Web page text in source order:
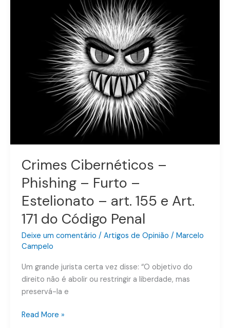
Crimes Cibernéticos –
Phishing – Furto –
Estelionato – art. 155 e Art.
171 do Código Penal
Deixe um comentário / Artigos de Opinião / Marcelo
Campelo
Um grande jurista certa vez disse: “O objetivo do
direito não é abolir ou restringir a liberdade, mas
preservá-la e
Estelionato
do
Código
Penal
Read More »